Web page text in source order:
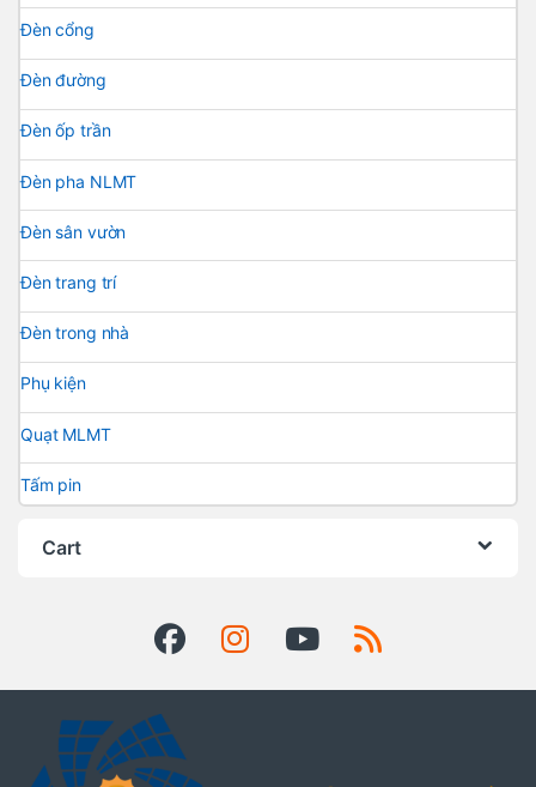
Đèn cổng
Đèn đường
Đèn ốp trần
Đèn pha NLMT
Đèn sân vườn
Đèn trang trí
Đèn trong nhà
Phụ kiện
Quạt MLMT
Tấm pin
Cart